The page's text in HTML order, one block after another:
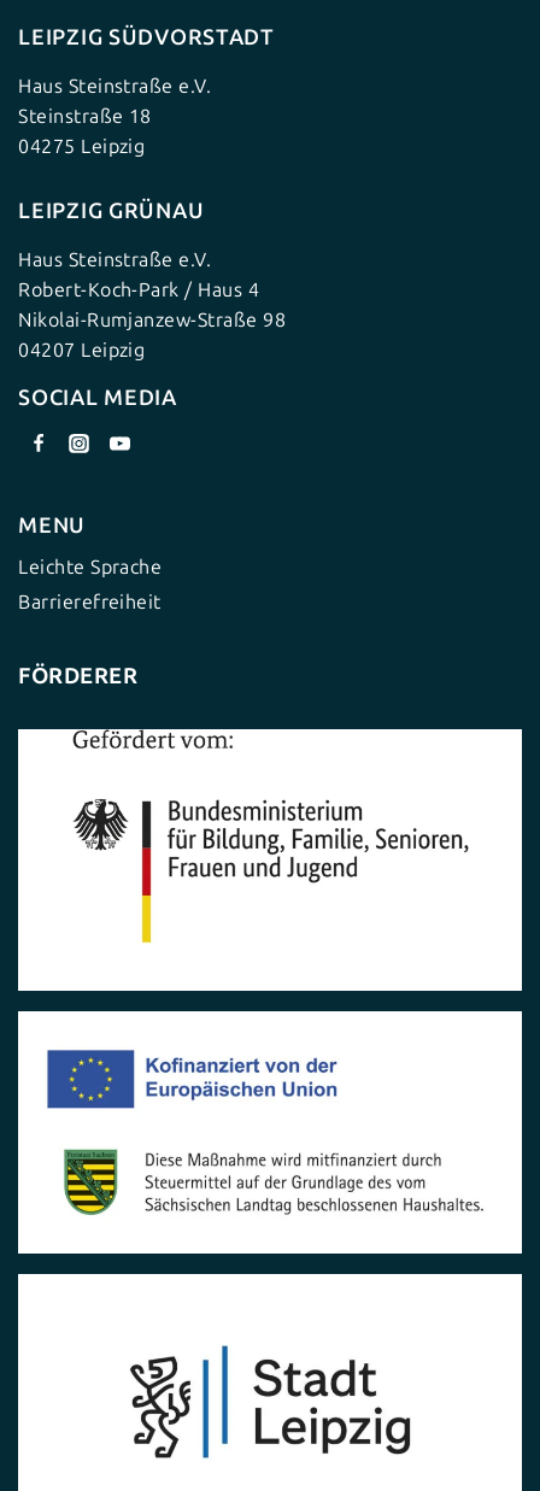
LEIPZIG SÜDVORSTADT
Haus Steinstraße e.V.
Steinstraße 18
04275 Leipzig
LEIPZIG GRÜNAU
Haus Steinstraße e.V.
Robert-Koch-Park / Haus 4
Nikolai-Rumjanzew-Straße 98
04207 Leipzig
SOCIAL MEDIA
MENU
Leichte Sprache
Barrierefreiheit
FÖRDERER